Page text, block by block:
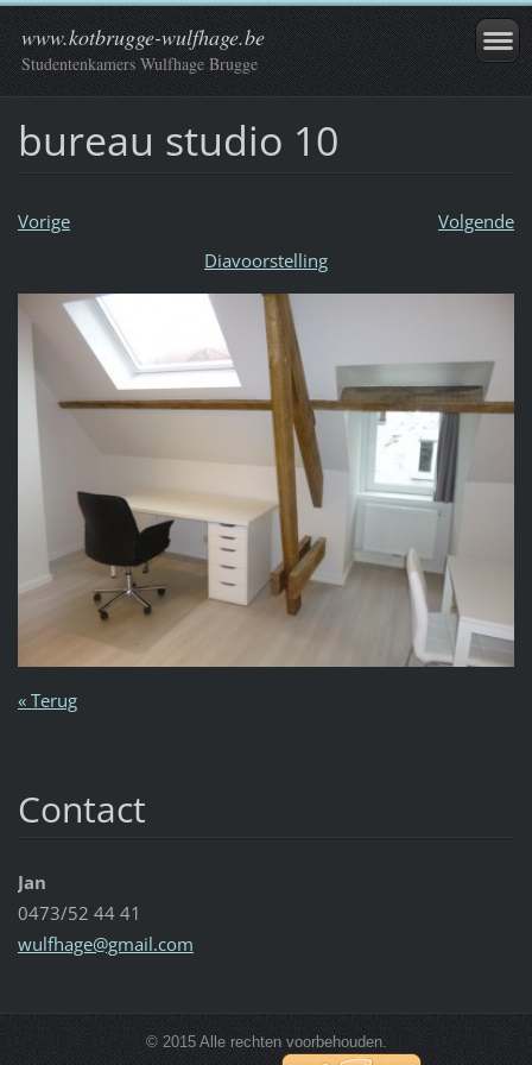
www.kotbrugge-wulfhage.be
Studentenkamers Wulfhage Brugge
bureau studio 10
Vorige
Volgende
Diavoorstelling
« Terug
Contact
Jan
0473/52 44 41
wulfhage@gmail.com
© 2015 Alle rechten voorbehouden.